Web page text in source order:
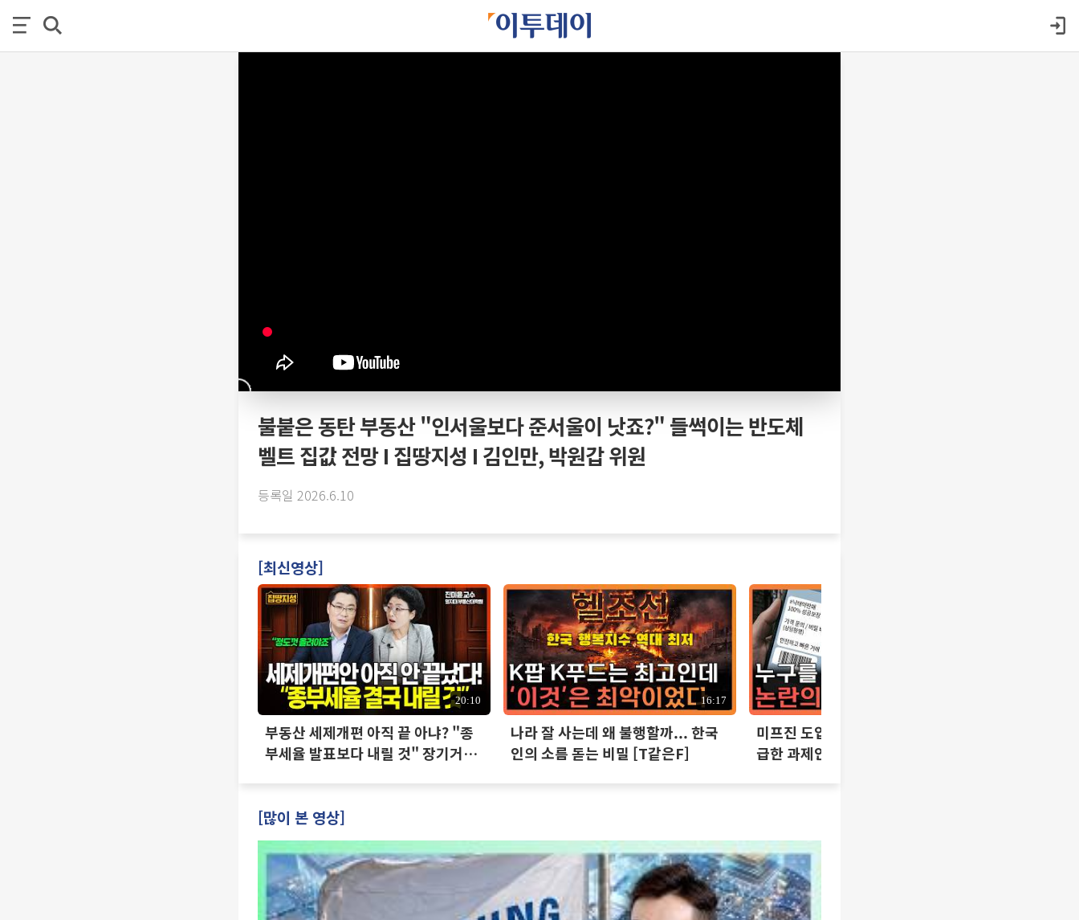
불붙은 동탄 부동산 "인서울보다 준서울이 낫죠?" 들썩이는 반도체
벨트 집값 전망 I 집땅지성 I 김인만, 박원갑 위원
등록일 2026.6.10
[최신영상]
20:10
부동산 세제개편 아직 끝 아냐? "종
부세율 발표보다 내릴 것" 장기거주
16:17
나라 잘 사는데 왜 불행할까... 한국
인의 소름 돋는 비밀 [T같은F]
미프진 도입 논란, 시기상조인가 시
급한 과제인가 [T같은F]
[많이 본 영상]